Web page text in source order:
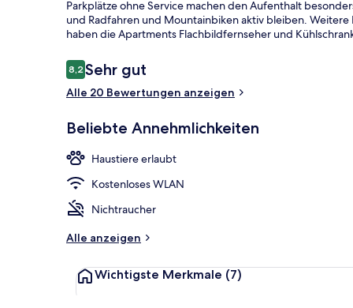
Parkplätze ohne Service machen den Aufenthalt
und Radfahren und Mountainbiken aktiv bleiben.
haben die Apartments Flachbildfernseher und
Bewertungen
8,28,2 von 10.
Sehr gut
Alle 20 Bewertungen anzeigen
Beliebte Annehmlichkeiten
Haustiere erlaubt
Kostenloses WLAN
Nichtraucher
Alle anzeigen
Wichtigste Merkmale (7)